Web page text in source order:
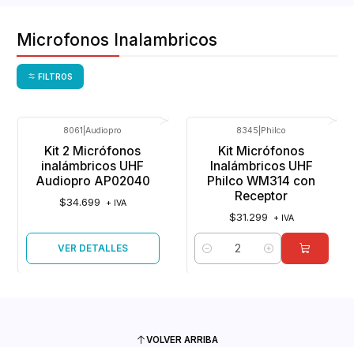
Microfonos Inalambricos
FILTROS
8061 |Audiopro
Kit 2 Micrófonos
inalámbricos UHF
Audiopro AP02040
$34.699 + IVA
VER DETALLES
8345 Philco
Kit Micrófonos
Inalámbricos UHF
Philco WM314 con
Receptor
$31.299 + IVA
Cantidad
VOLVER ARRIBA